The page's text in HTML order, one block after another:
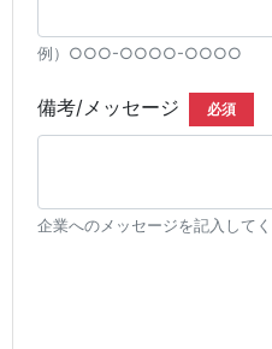
例）○○○-○○○○-○○○○
備考/メッセージ 必須
企業へのメッセージを記入してく